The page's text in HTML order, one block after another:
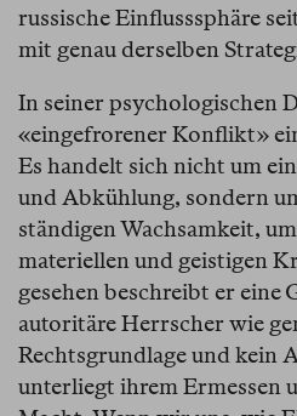
russische Einflusssphäre
mit genau derselben
In seiner psychologischen
«eingefrorener Konflikt»
Es handelt sich nicht um
und Abkühlung, sondern
ständigen Wachsamkeit,
materiellen und geistigen
gesehen beschreibt er eine
autoritäre Herrscher wie
Rechtsgrundlage und kein
unterliegt ihrem Ermessen